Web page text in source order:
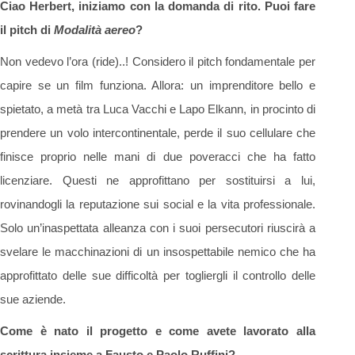
Ciao Herbert, iniziamo con la domanda di rito. Puoi fare
il pitch di Modalità aereo?
Non vedevo l’ora (ride)..! Considero il pitch fondamentale per
capire se un film funziona. Allora: un imprenditore bello e
spietato, a metà tra Luca Vacchi e Lapo Elkann, in procinto di
prendere un volo intercontinentale, perde il suo cellulare che
finisce proprio nelle mani di due poveracci che ha fatto
licenziare. Questi ne approfittano per sostituirsi a lui,
rovinandogli la reputazione sui social e la vita professionale.
Solo un’inaspettata alleanza con i suoi persecutori riuscirà a
svelare le macchinazioni di un insospettabile nemico che ha
approfittato delle sue difficoltà per togliergli il controllo delle
sue aziende.
Come è nato il progetto e come avete lavorato alla